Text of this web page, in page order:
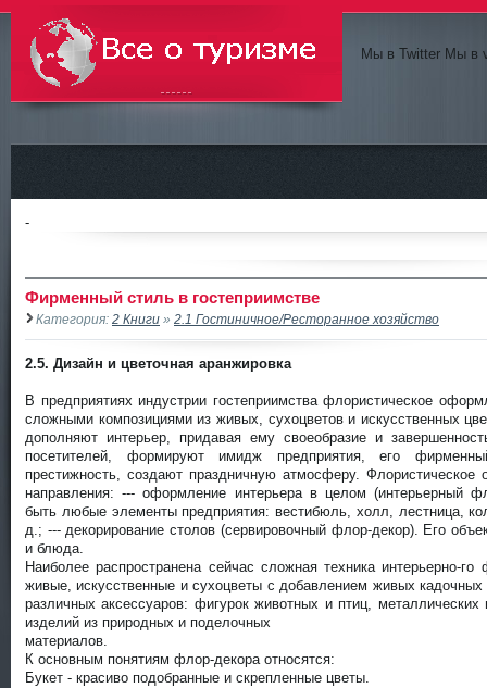
Всё о туризме
Мы в Twitter Мы в
-
Фирменный стиль в гостеприимстве
Категория: 2 Книги » 2.1 Гостиничное/Ресторанное хозяйство
2.5. Дизайн и цветочная аранжировка
В предприятиях индустрии гостеприимства флористическое
сложными композициями из живых, сухоцветов и искусственных
дополняют интерьер, придавая ему своеобразие и
посетителей, формируют имидж предприятия, его
престижность, создают праздничную атмосферу.
направления: --- оформление интерьера в целом (интерьерный
быть любые элементы предприятия: вестибюль, холл, лестница,
д.; --- декорирование столов (сервировочный флор-декор). Его
и блюда.
Наиболее распространена сейчас сложная техника интерьерно-
живые, искусственные и сухоцветы с добавлением живых кадочных
различных аксессуаров: фигурок животных и птиц,
изделий из природных и поделочных
материалов.
К основным понятиям флор-декора относятся:
Букет - красиво подобранные и скрепленные цветы.